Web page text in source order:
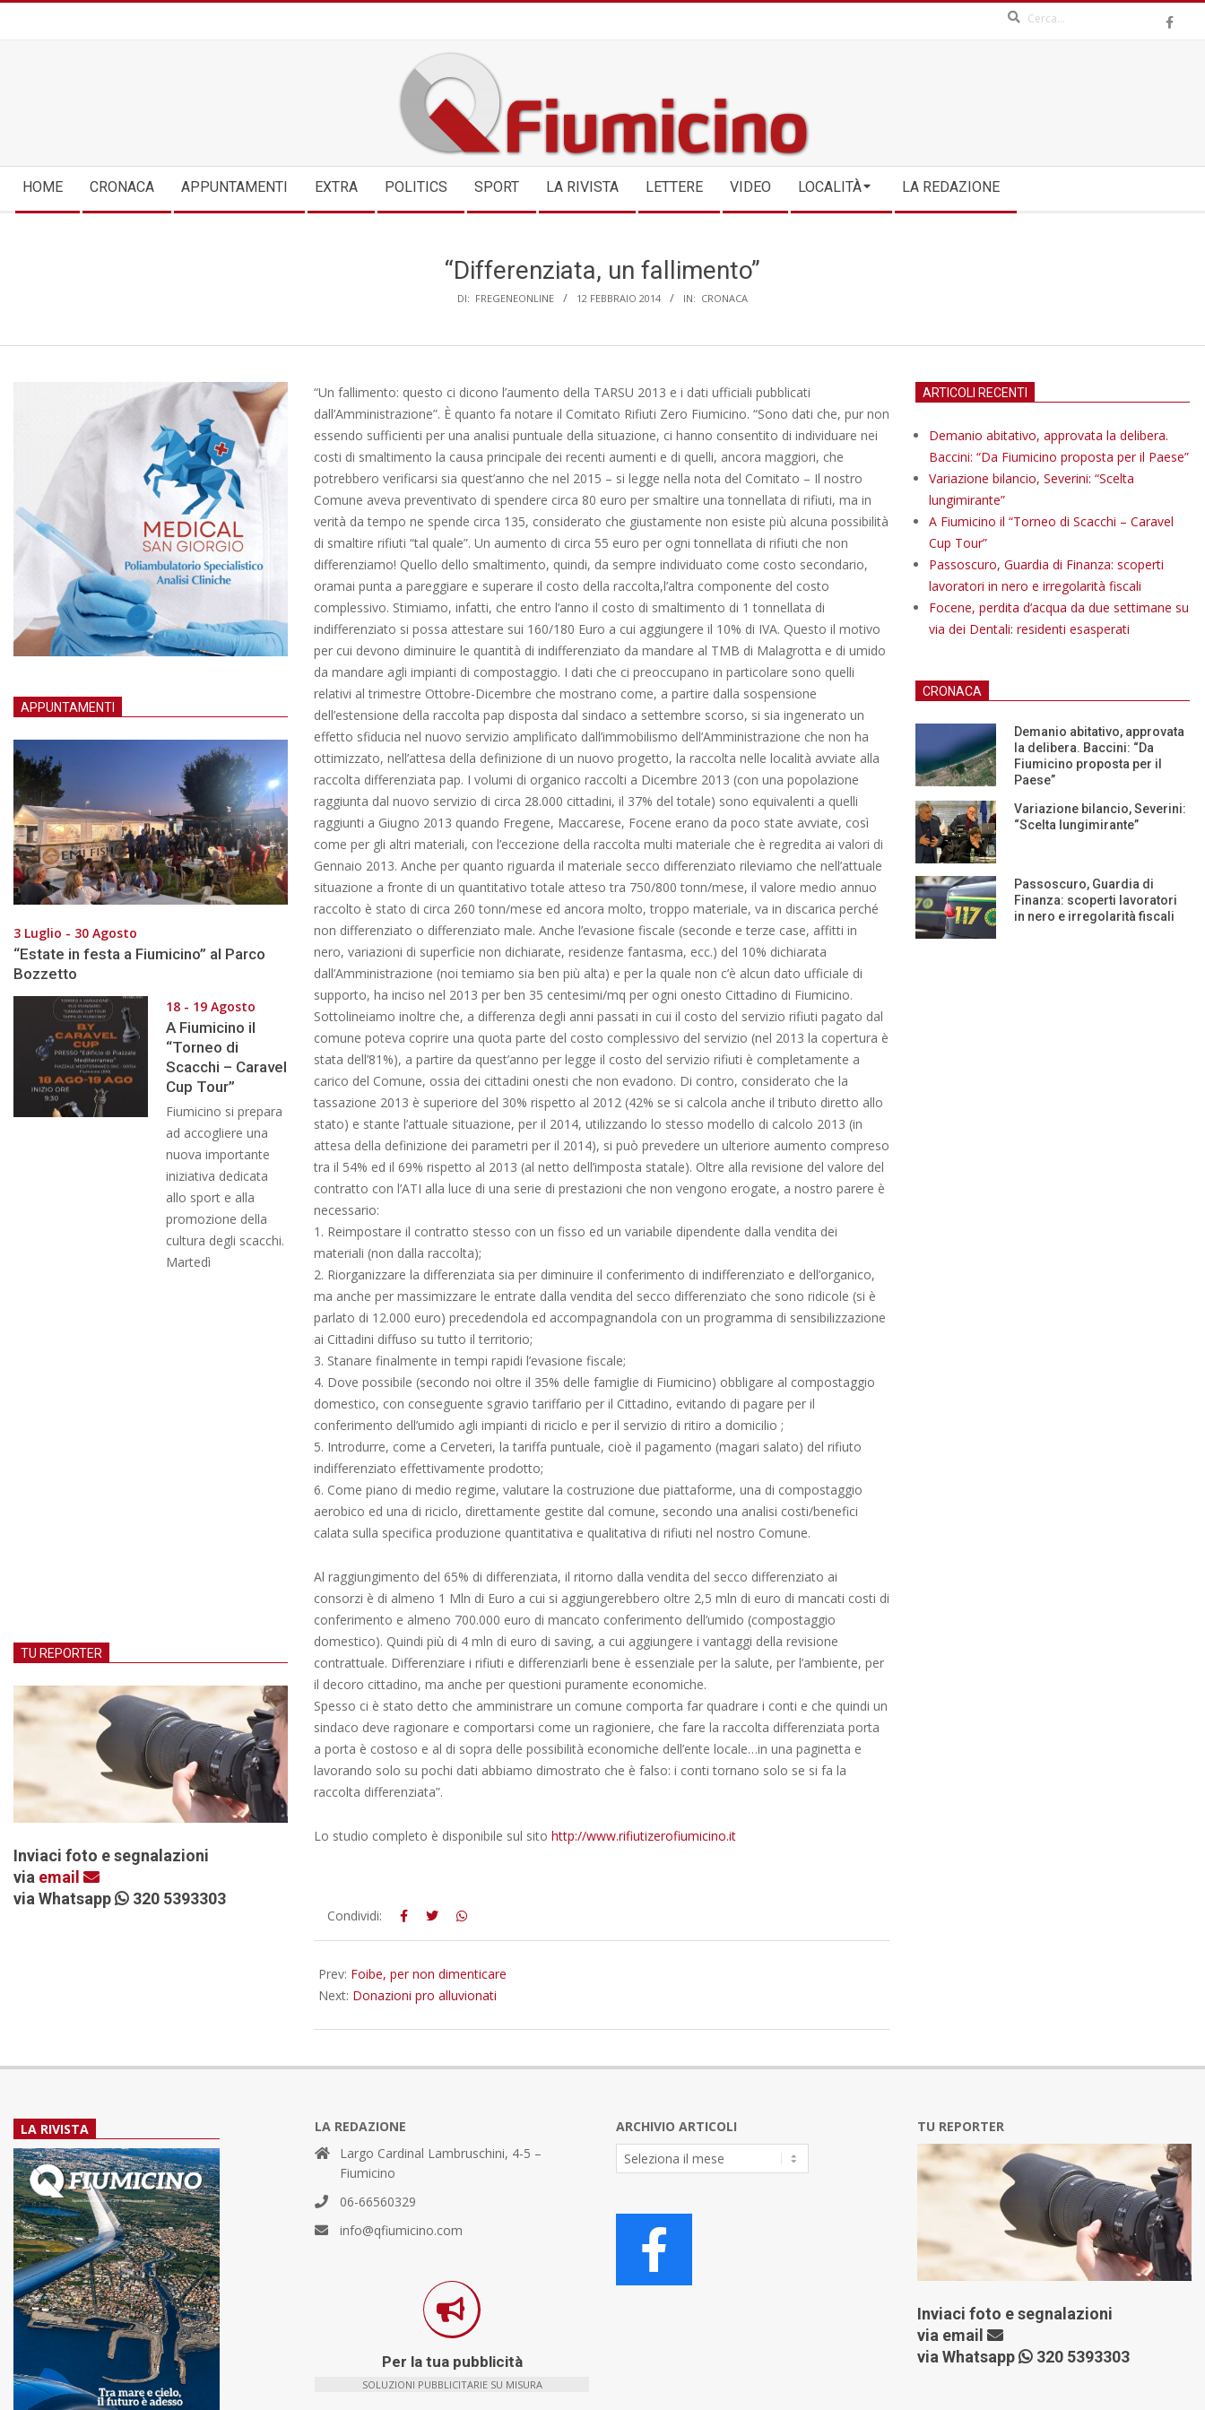
QFIUMICINO.COM
Navigation
Menu
HOME CRONACA APPUNTAMENTI EXTRA POLITICS SPORT LA RIVISTA LETTERE VIDEO LOCALITÀ LA REDAZIONE
“Differenziata, un fallimento”
DI: FREGENEONLINE 12 FEBBRAIO 2014 IN: CRONACA
“Un fallimento: questo ci dicono l’aumento della TARSU 2013 e i dati ufficiali pubblicati
dall’Amministrazione”. È quanto fa notare il Comitato Rifiuti Zero Fiumicino. “Sono dati che, pur non
essendo sufficienti per una analisi puntuale della situazione, ci hanno consentito di individuare nei
costi di smaltimento la causa principale dei recenti aumenti e di quelli, ancora maggiori, che
potrebbero verificarsi sia quest’anno che nel 2015 – si legge nella nota del Comitato – Il nostro
Comune aveva preventivato di spendere circa 80 euro per smaltire una tonnellata di rifiuti, ma in
verità da tempo ne spende circa 135, considerato che giustamente non esiste più alcuna possibilità
di smaltire rifiuti “tal quale”. Un aumento di circa 55 euro per ogni tonnellata di rifiuti che non
differenziamo! Quello dello smaltimento, quindi, da sempre individuato come costo secondario,
oramai punta a pareggiare e superare il costo della raccolta,l’altra componente del costo
complessivo. Stimiamo, infatti, che entro l’anno il costo di smaltimento di 1 tonnellata di
indifferenziato si possa attestare sui 160/180 Euro a cui aggiungere il 10% di IVA. Questo il motivo
per cui devono diminuire le quantità di indifferenziato da mandare al TMB di Malagrotta e di umido
da mandare agli impianti di compostaggio. I dati che ci preoccupano in particolare sono quelli
relativi al trimestre Ottobre-Dicembre che mostrano come, a partire dalla sospensione
dell’estensione della raccolta pap disposta dal sindaco a settembre scorso, si sia ingenerato un
effetto sfiducia nel nuovo servizio amplificato dall’immobilismo dell’Amministrazione che non ha
ottimizzato, nell’attesa della definizione di un nuovo progetto, la raccolta nelle località avviate alla
raccolta differenziata pap. I volumi di organico raccolti a Dicembre 2013 (con una popolazione
raggiunta dal nuovo servizio di circa 28.000 cittadini, il 37% del totale) sono equivalenti a quelli
raggiunti a Giugno 2013 quando Fregene, Maccarese, Focene erano da poco state avviate, così
come per gli altri materiali, con l’eccezione della raccolta multi materiale che è regredita ai valori di
Gennaio 2013. Anche per quanto riguarda il materiale secco differenziato rileviamo che nell’attuale
situazione a fronte di un quantitativo totale atteso tra 750/800 tonn/mese, il valore medio annuo
raccolto è stato di circa 260 tonn/mese ed ancora molto, troppo materiale, va in discarica perché
non differenziato o differenziato male. Anche l’evasione fiscale (seconde e terze case, affitti in
nero, variazioni di superficie non dichiarate, residenze fantasma, ecc.) del 10% dichiarata
dall’Amministrazione (noi temiamo sia ben più alta) e per la quale non c’è alcun dato ufficiale di
supporto, ha inciso nel 2013 per ben 35 centesimi/mq per ogni onesto Cittadino di Fiumicino.
Sottolineiamo inoltre che, a differenza degli anni passati in cui il costo del servizio rifiuti pagato dal
comune poteva coprire una quota parte del costo complessivo del servizio (nel 2013 la copertura è
stata dell’81%), a partire da quest’anno per legge il costo del servizio rifiuti è completamente a
carico del Comune, ossia dei cittadini onesti che non evadono. Di contro, considerato che la
tassazione 2013 è superiore del 30% rispetto al 2012 (42% se si calcola anche il tributo diretto allo
stato) e stante l’attuale situazione, per il 2014, utilizzando lo stesso modello di calcolo 2013 (in
attesa della definizione dei parametri per il 2014), si può prevedere un ulteriore aumento compreso
tra il 54% ed il 69% rispetto al 2013 (al netto dell’imposta statale). Oltre alla revisione del valore del
contratto con l’ATI alla luce di una serie di prestazioni che non vengono erogate, a nostro parere è
necessario:
1. Reimpostare il contratto stesso con un fisso ed un variabile dipendente dalla vendita dei
materiali (non dalla raccolta);
2. Riorganizzare la differenziata sia per diminuire il conferimento di indifferenziato e dell’organico,
ma anche per massimizzare le entrate dalla vendita del secco differenziato che sono ridicole (si è
parlato di 12.000 euro) precedendola ed accompagnandola con un programma di sensibilizzazione
ai Cittadini diffuso su tutto il territorio;
3. Stanare finalmente in tempi rapidi l’evasione fiscale;
4. Dove possibile (secondo noi oltre il 35% delle famiglie di Fiumicino) obbligare al compostaggio
domestico, con conseguente sgravio tariffario per il Cittadino, evitando di pagare per il
conferimento dell’umido agli impianti di riciclo e per il servizio di ritiro a domicilio ;
5. Introdurre, come a Cerveteri, la tariffa puntuale, cioè il pagamento (magari salato) del rifiuto
indifferenziato effettivamente prodotto;
6. Come piano di medio regime, valutare la costruzione due piattaforme, una di compostaggio
aerobico ed una di riciclo, direttamente gestite dal comune, secondo una analisi costi/benefici
calata sulla specifica produzione quantitativa e qualitativa di rifiuti nel nostro Comune.
Al raggiungimento del 65% di differenziata, il ritorno dalla vendita del secco differenziato ai
consorzi è di almeno 1 Mln di Euro a cui si aggiungerebbero oltre 2,5 mln di euro di mancati costi di
conferimento e almeno 700.000 euro di mancato conferimento dell’umido (compostaggio
domestico). Quindi più di 4 mln di euro di saving, a cui aggiungere i vantaggi della revisione
contrattuale. Differenziare i rifiuti e differenziarli bene è essenziale per la salute, per l’ambiente, per
il decoro cittadino, ma anche per questioni puramente economiche.
Spesso ci è stato detto che amministrare un comune comporta far quadrare i conti e che quindi un
sindaco deve ragionare e comportarsi come un ragioniere, che fare la raccolta differenziata porta
a porta è costoso e al di sopra delle possibilità economiche dell’ente locale…in una paginetta e
lavorando solo su pochi dati abbiamo dimostrato che è falso: i conti tornano solo se si fa la
raccolta differenziata”.
Lo studio completo è disponibile sul sito http://www.rifiutizerofiumicino.it
2014-
02-
Condividi:
Prev: Foibe, per non dimenticare
Next: Donazioni pro alluvionati
APPUNTAMENTI
3 Luglio - 30 Agosto
“Estate in festa a Fiumicino” al Parco
Bozzetto
18 - 19 Agosto
A Fiumicino il
“Torneo di
Scacchi – Caravel
Cup Tour”
Fiumicino si prepara
ad accogliere una
nuova importante
iniziativa dedicata
allo sport e alla
promozione della
cultura degli scacchi.
Martedì
TU REPORTER
Inviaci foto e segnalazioni
via email
via Whatsapp
320 5393303
ARTICOLI RECENTI
Demanio abitativo, approvata la delibera.
Baccini: “Da Fiumicino proposta per il Paese”
Variazione bilancio, Severini: “Scelta
lungimirante”
A Fiumicino il “Torneo di Scacchi – Caravel
Cup Tour”
Passoscuro, Guardia di Finanza: scoperti
lavoratori in nero e irregolarità fiscali
Focene, perdita d’acqua da due settimane su
via dei Dentali: residenti esasperati
CRONACA
Demanio abitativo, approvata
la delibera. Baccini: “Da
Fiumicino proposta per il
Paese”
Variazione bilancio, Severini:
“Scelta lungimirante”
Passoscuro, Guardia di
Finanza: scoperti lavoratori
in nero e irregolarità fiscali
LA RIVISTA
LA REDAZIONE
Largo Cardinal Lambruschini, 4-5 –
Fiumicino
06-66560329
info@qfiumicino.com
Per la tua pubblicità
SOLUZIONI PUBBLICITARIE SU MISURA
ARCHIVIO ARTICOLI
Archivio
Articoli
TU REPORTER
Inviaci foto e segnalazioni
via email
via Whatsapp
320 5393303